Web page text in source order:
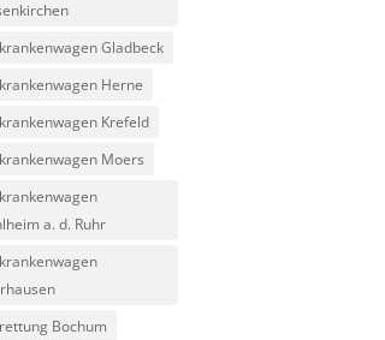
Gladbeck
Herne
Krefeld
Moers
a. d. Ruhr
Bochum